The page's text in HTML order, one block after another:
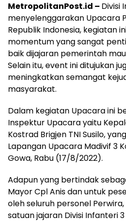
MetropolitanPost.id – Divisi
menyelenggarakan Upacara
Republik Indonesia, kegiatan
momentum yang sangat
baik dijajaran pemerintah
Selain itu, event ini ditujukan
meningkatkan semangat
masyarakat.
Dalam kegiatan Upacara ini
Inspektur Upacara yaitu
Kostrad Brigjen TNI Susilo,
Lapangan Upacara Madivif 3
Gowa, Rabu (17/8/2022).
Adapun yang bertindak
Mayor Cpl Anis dan untuk
oleh seluruh personel
satuan jajaran Divisi Infanteri